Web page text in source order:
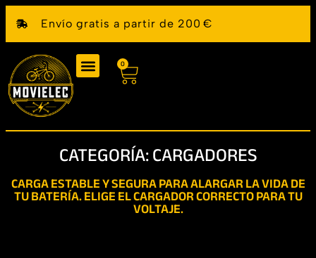
Envío gratis a partir de 200 €
0
CATEGORÍA: CARGADORES
CARGA ESTABLE Y SEGURA PARA ALARGAR LA VIDA DE
TU BATERÍA. ELIGE EL CARGADOR CORRECTO PARA TU
VOLTAJE.